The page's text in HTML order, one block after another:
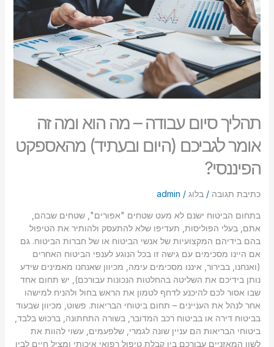
font_download סמן קישורים
לאפס
את
כל
האפשרויות
cached
תהליך סיום עבודה – מה הוא ומה זה
אומר לגביכם (היום ובעתיד) מהאספקט
הפיננסי?
כתיבת תגובה / בלוג/
admin
בתחום הביטוח ישנם לא מעט שטחים "אפורים", שטחים שבהם,
אתם, בעלי הפוליסות, תעדיפו שלא להתעסק ולהותיר את הטיפול
בהם בידיהם המקצועיות של אנשי הביטוח או של חברות הביטוח. גם
אם היינו מסכימים עם גישה זו בכל הנוגע לענפי הביטוח האחרים
(ואנחנו, בבירור, איננו מסכימים עימה, מכיוון שאנחנו מאמינים שידע
נותן בידיכם את השליטה בהחלטות הנכונות עבורכם), יש תחום אחד
שבו אסור לכם להיכנע לדחף לטמון את הראש בחול ולהניח למישהו
אחר לנהל את העניינים – תחום ביטוחי הבריאות. פשוט, מכיוון שבעוד
בביטוח דירה או בביטוח רכב המדובר, בשורה התחתונה, ברכוש בלבד,
ביטוחי הבריאות הם עניין שונה לגמרי, שלפעמים, עשוי להוות את
לשון המאזניים עבורכם בין קבלת טיפול רפואי איכותי ומציל חיים לבין
הוא
ומה
זה
אומר
לגביכם
(היום
ובעתיד)
מהאספקט